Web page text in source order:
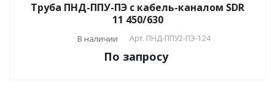
Труба ПНД-ППУ-ПЭ с кабель-каналом SDR
11 450/630
В наличии Арт. ПНД-ППУ2-ПЭ-124
По запросу